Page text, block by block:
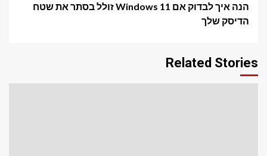
הנה איך לבדוק אם Windows 11 זולל בסתר את שטח
הדיסק שלך
Related Stories